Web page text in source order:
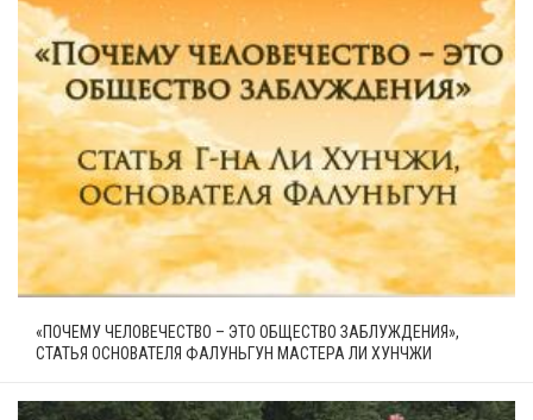
«ПОЧЕМУ ЧЕЛОВЕЧЕСТВО – ЭТО ОБЩЕСТВО ЗАБЛУЖДЕНИЯ»,
СТАТЬЯ ОСНОВАТЕЛЯ ФАЛУНЬГУН МАСТЕРА ЛИ ХУНЧЖИ